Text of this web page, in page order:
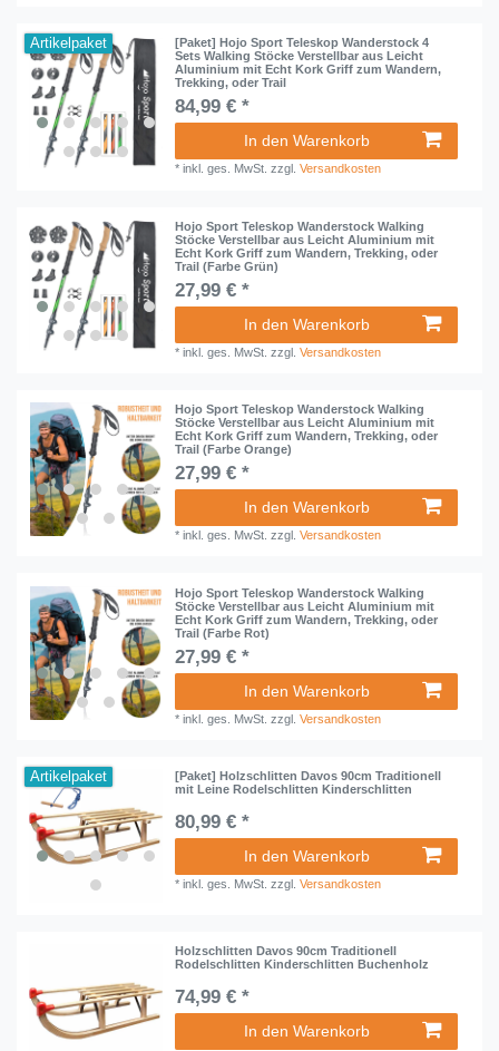
Artikelpaket
[Paket] Hojo Sport Teleskop Wanderstock 4
Sets Walking Stöcke Verstellbar aus Leicht
Aluminium mit Echt Kork Griff zum Wandern,
Trekking, oder Trail
84,99 € *
In den Warenkorb
*inkl. ges. MwSt. zzgl.Versandkosten
Hojo Sport Teleskop Wanderstock Walking
Stöcke Verstellbar aus Leicht Aluminium mit
Echt Kork Griff zum Wandern, Trekking, oder
Trail (Farbe Grün)
27,99 € *
In den Warenkorb
*inkl. ges. MwSt. zzgl.Versandkosten
Hojo Sport Teleskop Wanderstock Walking
Stöcke Verstellbar aus Leicht Aluminium mit
Echt Kork Griff zum Wandern, Trekking, oder
Trail (Farbe Orange)
27,99 € *
In den Warenkorb
*inkl. ges. MwSt. zzgl.Versandkosten
Hojo Sport Teleskop Wanderstock Walking
Stöcke Verstellbar aus Leicht Aluminium mit
Echt Kork Griff zum Wandern, Trekking, oder
Trail (Farbe Rot)
27,99 € *
In den Warenkorb
*inkl. ges. MwSt. zzgl.Versandkosten
Artikelpaket
[Paket] Holzschlitten Davos 90cm Traditionell
mit Leine Rodelschlitten Kinderschlitten
80,99 € *
In den Warenkorb
*inkl. ges. MwSt. zzgl.Versandkosten
Holzschlitten Davos 90cm Traditionell
Rodelschlitten Kinderschlitten Buchenholz
74,99 € *
In den Warenkorb